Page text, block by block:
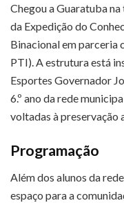
Chegou a Guaratuba
da Expedição do
Binacionalem parceria
PTI) . A estrutura está
Esportes Governador
6.º ano da rede
voltadas à preservação
Programação
Além dos alunos da
espaço para a